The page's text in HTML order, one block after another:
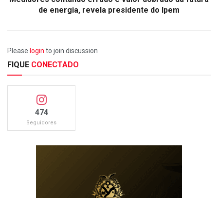
de energia, revela presidente do Ipem
Please login to join discussion
FIQUE CONECTADO
474
Seguidores